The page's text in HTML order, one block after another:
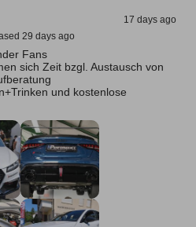
17 days ago
29 days ago
Fans
sich Zeit bzgl. Austausch von
und kostenlose